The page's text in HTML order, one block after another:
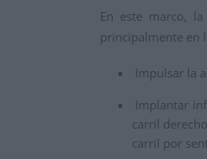
En este marco,
principalmente en
Impulsar la
Implantar
carril
carril por